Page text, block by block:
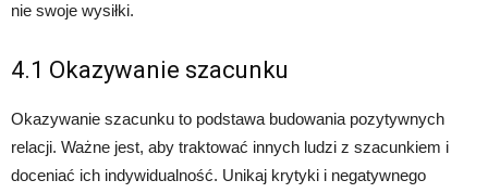
nie swoje wysiłki.
4.1 Okazywanie szacunku
Okazywanie szacunku to podstawa budowania pozytywnych
relacji. Ważne jest, aby traktować innych ludzi z szacunkiem i
doceniać ich indywidualność. Unikaj krytyki i negatywnego